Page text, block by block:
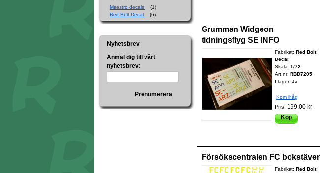
Maestro decals
(1)
Red Bolt Decal
(6)
Grumman Widgeon
tidningsflyg SE INFO
Fabrikat:Red Bolt
Decal
Skala:1/72
Art.nr:RBD7205
I lager: Ja
Kom ihåg
Pris: 199,00 kr
Köp
Försökscentralen FC bokstäver
Fabrikat:Red Bolt
Nyhetsbrev
Anmäl dig till vårt
nyhetsbrev:
Prenumerera